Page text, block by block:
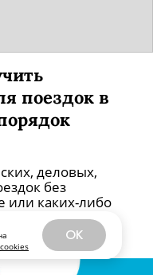
cookies
OK
поездок в
деловых,
без
или каких-либо